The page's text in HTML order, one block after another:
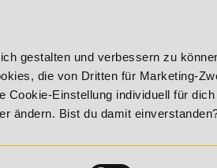
gestalten und verbessern zu
die von Dritten für Marketing-
Einstellung individuell für dich
ändern. Bist du damit
bis 17. August 2026 - Summer